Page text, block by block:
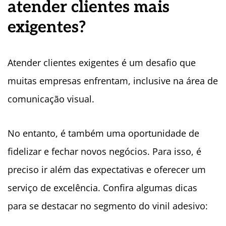
atender clientes mais
exigentes?
Atender clientes exigentes é um desafio que
muitas empresas enfrentam, inclusive na área de
comunicação visual.
No entanto, é também uma oportunidade de
fidelizar e fechar novos negócios. Para isso, é
preciso ir além das expectativas e oferecer um
serviço de excelência. Confira algumas dicas
para se destacar no segmento do vinil adesivo: